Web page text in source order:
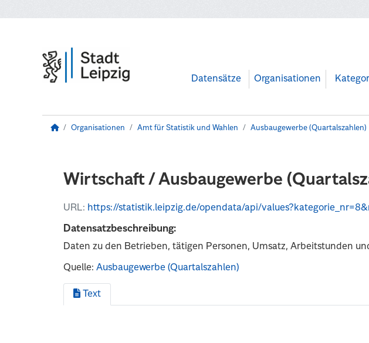
Datensätze Organisationen
Organisationen Amt für Statistik und Wahlen Ausbaugewerbe (Quartalszahlen)
Wirtschaft / Ausbaugewerbe
URL: https://statistik.leipzig.de/opendata/api/
Datensatzbeschreibung:
Daten zu den Betrieben, tätigen Personen, Umsatz, Arbeitstunden
Quelle:Ausbaugewerbe (Quartalszahlen)
Text